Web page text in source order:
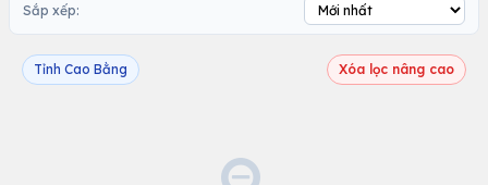
Sắp xếp:
Tỉnh Cao Bằng Xóa lọc nâng cao